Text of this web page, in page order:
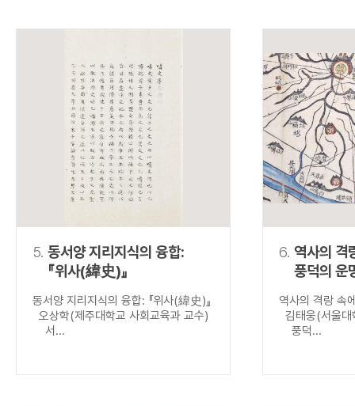
5. 동서양 지리지식의 융합:
『위사(緯史)』
동서양 지리지식의 융합: 『위사(緯史)』
오상학(제주대학교 사회교육과 교수)
서...
6. 역사의 격
풍덕의 운
역사의 격랑 속
김태웅(서울
풍덕...